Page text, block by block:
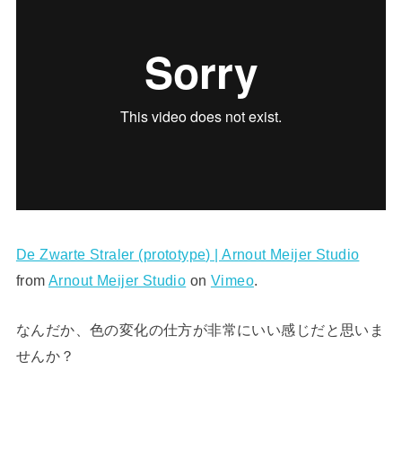
De Zwarte Straler (prototype) | Arnout Meijer Studio
from Arnout Meijer Studio on Vimeo.
なんだか、色の変化の仕方が非常にいい感じだと思いま
せんか？